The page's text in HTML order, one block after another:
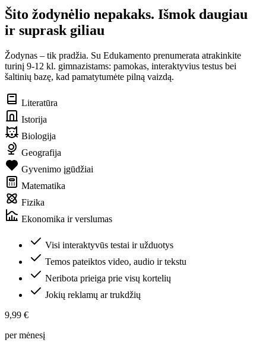
Šito žodynėlio nepakaks. Išmok daugiau
ir suprask giliau
Žodynas – tik pradžia. Su Edukamento prenumerata atrakinkite
turinį 9-12 kl. gimnazistams: pamokas, interaktyvius testus bei
šaltinių bazę, kad pamatytumėte pilną vaizdą.
Literatūra
Istorija
Biologija
Geografija
Gyvenimo įgūdžiai
Matematika
Fizika
Ekonomika ir verslumas
Visi interaktyvūs testai ir užduotys
Temos pateiktos video, audio ir tekstu
Neribota prieiga prie visų kortelių
Jokių reklamų ar trukdžių
9,99 €
per mėnesį